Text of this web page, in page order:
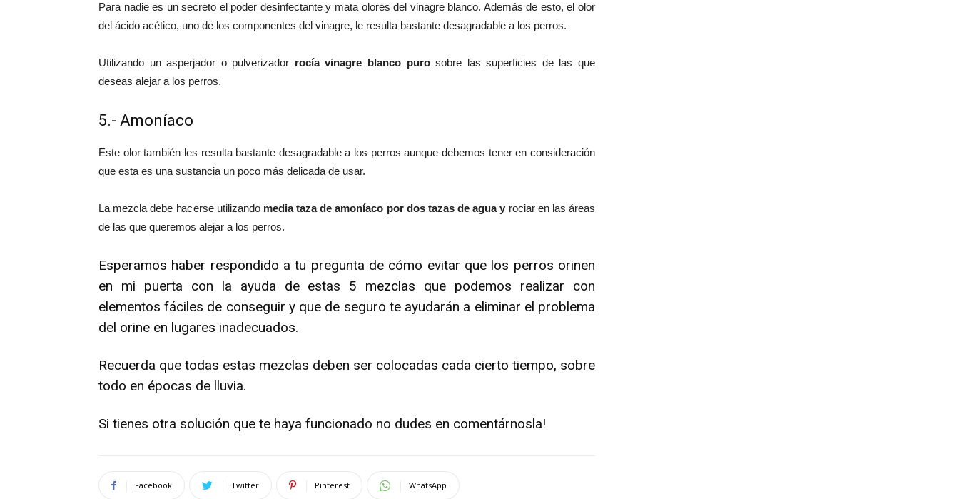
Para nadie es un secreto el poder desinfectante y mata olores del vinagre blanco. Además de esto, el olor
del ácido acético, uno de los componentes del vinagre, le resulta bastante desagradable a los perros.
Utilizando un asperjador o pulverizador rocía vinagre blanco purosobre las superficies de las que
deseas alejar a los perros.
5.- Amoníaco
Este olor también les resulta bastante desagradable a los perros aunque debemos tener en consideración
que esta es una sustancia un poco más delicada de usar.
La mezcla debe hacerse utilizando media taza de amoníaco por dos tazas de agua y rociar en las áreas
de las que queremos alejar a los perros.
Esperamos haber respondido a tu pregunta de cómo evitar que los perros orinen
en mi puerta con la ayuda de estas 5 mezclas que podemos realizar con
elementos fáciles de conseguir y que de seguro te ayudarán a eliminar el problema
del orine en lugares inadecuados.
Recuerda que todas estas mezclas deben ser colocadas cada cierto tiempo, sobre
todo en épocas de lluvia.
Si tienes otra solución que te haya funcionado no dudes en comentárnosla!
Facebook Twitter Pinterest WhatsApp